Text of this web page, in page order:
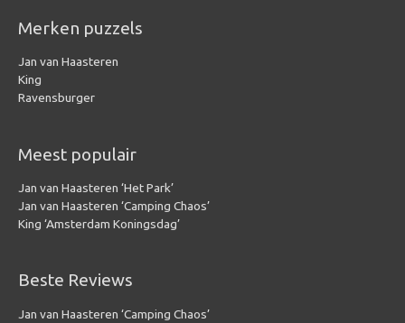
Merken puzzels
Jan van Haasteren
King
Ravensburger
Meest populair
Jan van Haasteren ‘Het Park’
Jan van Haasteren ‘Camping Chaos’
King ‘Amsterdam Koningsdag’
Beste Reviews
Jan van Haasteren ‘Camping Chaos’